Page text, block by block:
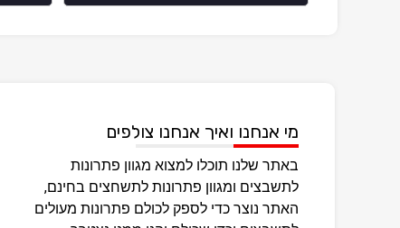
מי אנחנו ואיך אנחנו צולפים
באתר שלנו תוכלו למצוא מגוון פתרונות
לתשבצים ומגוון פתרונות לתשחצים בחינם,
האתר נוצר כדי לספק לכולם פתרונות מעולים